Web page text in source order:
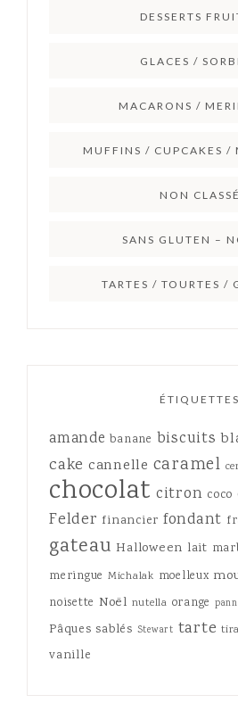
DESSERTS
GLACES /
MACARONS /
MUFFINS / CUPCAKES /
NON CLASSÉ
SANS GLUTEN –
TARTES / TOURTES /
ÉTIQUETTES
amande banane biscuits
cake cannelle caramel
chocolat citron coco
Felder financier fondant
gateau Halloween lait
meringue Michalak moelleux
noisette Noël nutella orange
Pâques sablés Stewart tarte
vanille